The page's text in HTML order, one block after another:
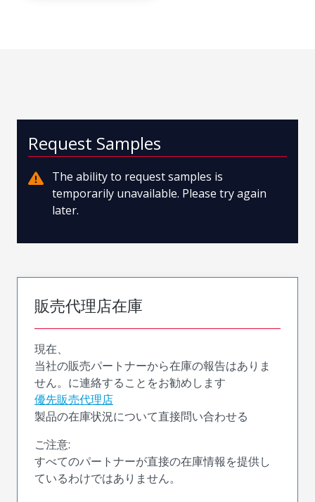
Request Samples
The ability to request samples is
temporarily unavailable. Please try again
later.
販売代理店在庫
現在、
当社の販売パートナーから在庫の報告はありま
せん。に連絡することをお勧めします
優先販売代理店
製品の在庫状況について直接問い合わせる
ご注意:
すべてのパートナーが直接の在庫情報を提供し
ているわけではありません。